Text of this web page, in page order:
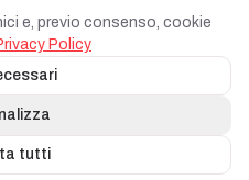
e, previo consenso, cookie
Policy
tutti